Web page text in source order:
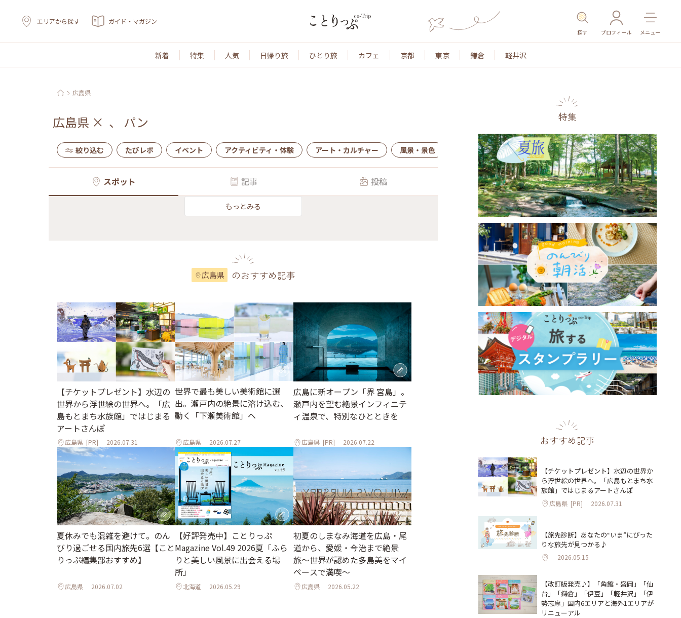
エリアから探す ガイド・マガジン
探す プロフィール メニュー
新着 特集 人気 日帰り旅 ひとり旅 カフェ 京都 東京 鎌倉 軽井沢
広島県
広島県 × 、 パン
絞り込む たびレポ イベント アクティビティ・体験 アート・カルチャー 風景・景色 名所・旧跡 温泉・スパ その他施設 ごはん
スポット 記事 投稿
もっとみる
広島県 のおすすめ記事
【チケットプレゼント】水辺の
世界から浮世絵の世界へ。「広
島もとまち水族館」ではじまる
アートさんぽ
広島県 [PR] 2026.07.31
世界で最も美しい美術館に選
出。瀬戸内の絶景に溶け込む、
動く「下瀬美術館」へ
広島県 2026.07.27
広島に新オープン「界 宮島」。
瀬戸内を望む絶景インフィニテ
ィ温泉で、特別なひとときを
広島県[PR] 2026.07.22
夏休みでも混雑を避けて。のん
びり過ごせる国内旅先6選【こと
りっぷ編集部おすすめ】
広島県 2026.07.02
【好評発売中】ことりっぷ
Magazine Vol.49 2026夏「ふら
りと美しい風景に出会える場
所」
北海道 2026.05.29
初夏のしまなみ海道を広島・尾
道から、愛媛・今治まで絶景
旅〜世界が認めた多島美をマイ
ペースで満喫〜
広島県 2026.05.22
特集
おすすめ記事
【チケットプレゼント】水辺の世界か
ら浮世絵の世界へ。「広島もとまち水
族館」ではじまるアートさんぽ
広島県 [PR] 2026.07.31
【旅先診断】あなたの“いま”にぴった
りな旅先が見つかる♪
2026.05.15
【改訂版発売♪】「角館・盛岡」「仙
台」「鎌倉」「伊豆」「軽井沢」「伊
勢志摩」国内6エリアと海外1エリアが
リニューアル